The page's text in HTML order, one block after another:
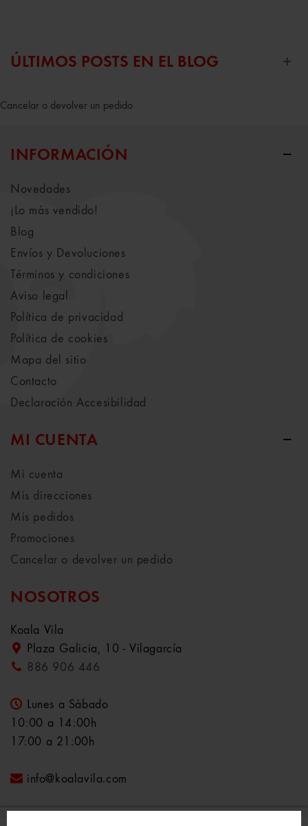
ÚLTIMOS POSTS EN EL BLOG
Cancelar o devolver un pedido
INFORMACIÓN
Novedades
¡Lo más vendido!
Blog
Envíos y Devoluciones
Términos y condiciones
Aviso legal
Política de privacidad
Política de cookies
Mapa del sitio
Contacto
Declaración Accesibilidad
MI CUENTA
Mi cuenta
Mis direcciones
Mis pedidos
Promociones
Cancelar o devolver un pedido
NOSOTROS
Koala Vila
Plaza Galicia, 10 - Vilagarcía
886 906 446
Lunes a Sábado
10:00 a 14:00h
17:00 a 21:00h
info@koalavila.com